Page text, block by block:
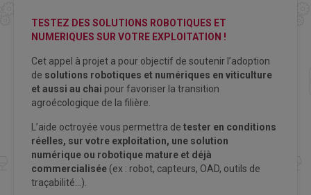
TESTEZ DES SOLUTIONS ROBOTIQUES ET
NUMERIQUES SUR VOTRE EXPLOITATION !
Cet appel à projet a pour objectif de soutenir l’adoption
de solutions robotiques et numériques en viticulture
et aussi au chai pour favoriser la transition
agroécologique de la filière.
L’aide octroyée vous permettra de tester en conditions
réelles, sur votre exploitation, une solution
numérique ou robotique mature et déjà
commercialisée (ex : robot, capteurs, OAD, outils de
traçabilité…).